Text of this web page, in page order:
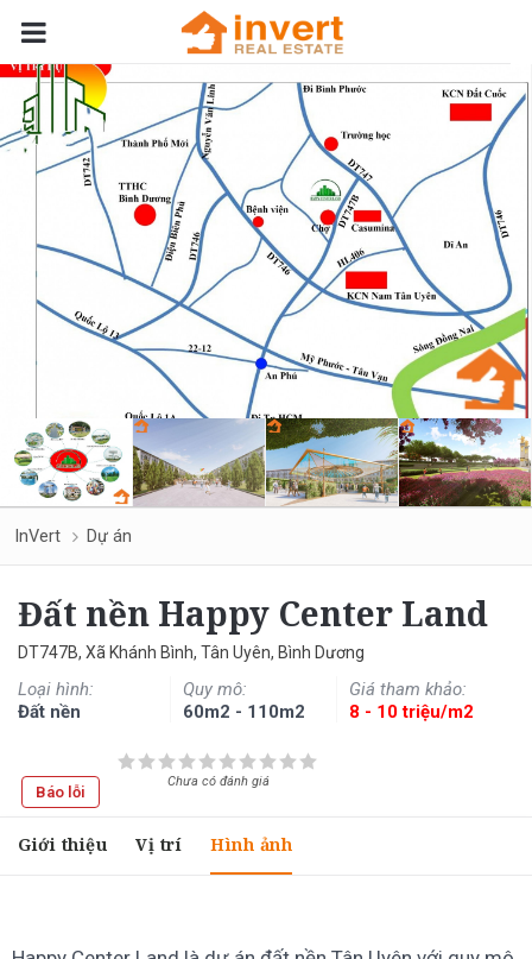
InVert Dự án
Đất nền Happy Center Land
DT747B, Xã Khánh Bình, Tân Uyên, Bình Dương
Loại hình:
Đất nền
Quy mô:
60m2 - 110m2
Giá tham khảo:
8 - 10 triệu/m2
Báo lỗi
Chưa có đánh giá
Giới thiệu Vị trí Hình ảnh